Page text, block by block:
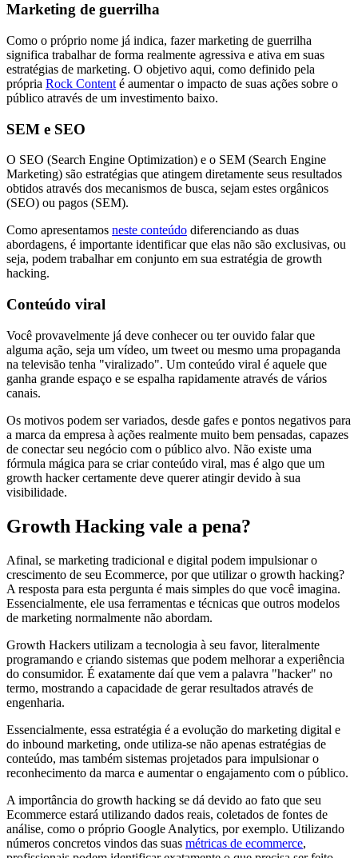
Marketing de guerrilha
Como o próprio nome já indica, fazer marketing de guerrilha
significa trabalhar de forma realmente agressiva e ativa em suas
estratégias de marketing. O objetivo aqui, como definido pela
própria Rock Content é aumentar o impacto de suas ações sobre o
público através de um investimento baixo.
SEM e SEO
O SEO (Search Engine Optimization) e o SEM (Search Engine
Marketing) são estratégias que atingem diretamente seus resultados
obtidos através dos mecanismos de busca, sejam estes orgânicos
(SEO) ou pagos (SEM).
Como apresentamos neste conteúdo diferenciando as duas
abordagens, é importante identificar que elas não são exclusivas, ou
seja, podem trabalhar em conjunto em sua estratégia de growth
hacking.
Conteúdo viral
Você provavelmente já deve conhecer ou ter ouvido falar que
alguma ação, seja um vídeo, um tweet ou mesmo uma propaganda
na televisão tenha "viralizado". Um conteúdo viral é aquele que
ganha grande espaço e se espalha rapidamente através de vários
canais.
Os motivos podem ser variados, desde gafes e pontos negativos para
a marca da empresa à ações realmente muito bem pensadas, capazes
de conectar seu negócio com o público alvo. Não existe uma
fórmula mágica para se criar conteúdo viral, mas é algo que um
growth hacker certamente deve querer atingir devido à sua
visibilidade.
Growth Hacking vale a pena?
Afinal, se marketing tradicional e digital podem impulsionar o
crescimento de seu Ecommerce, por que utilizar o growth hacking?
A resposta para esta pergunta é mais simples do que você imagina.
Essencialmente, ele usa ferramentas e técnicas que outros modelos
de marketing normalmente não abordam.
Growth Hackers utilizam a tecnologia à seu favor, literalmente
programando e criando sistemas que podem melhorar a experiência
do consumidor. É exatamente daí que vem a palavra "hacker" no
termo, mostrando a capacidade de gerar resultados através de
engenharia.
Essencialmente, essa estratégia é a evolução do marketing digital e
do inbound marketing, onde utiliza-se não apenas estratégias de
conteúdo, mas também sistemas projetados para impulsionar o
reconhecimento da marca e aumentar o engajamento com o público.
A importância do growth hacking se dá devido ao fato que seu
Ecommerce estará utilizando dados reais, coletados de fontes de
análise, como o próprio Google Analytics, por exemplo. Utilizando
números concretos vindos das suas métricas de ecommerce,